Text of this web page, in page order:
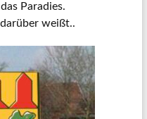
Paradies.
weißt..